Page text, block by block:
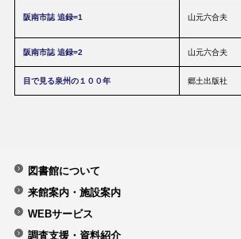
阪南市誌 追録=1 山元六合夫
阪南市誌 追録=2 山元六合夫
目で見る泉州の１００年 郷土出版社
図書館について
来館案内・施設案内
WEBサービス
調査支援・資料紹介